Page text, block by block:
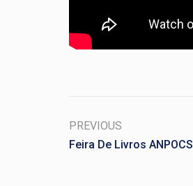
PREVIOUS
Feira De Livros ANPOCS